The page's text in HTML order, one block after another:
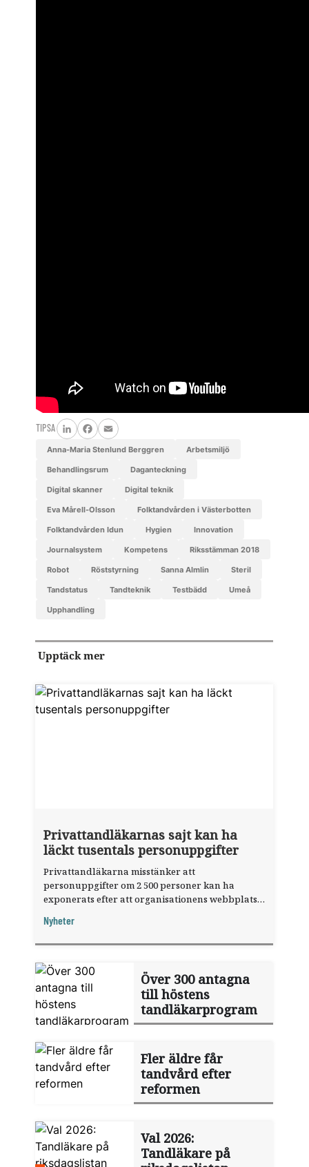
TIPSA
LinkedInFacebook
Email
Anna-Maria Stenlund Berggren arbetsmiljö
behandlingsrum daganteckning
digital skanner digital teknik
Eva Mårell-Olsson Folktandvården i Västerbotten
Folktandvården Idun hygien innovation
journalsystem kompetens riksstämman 2018
robot röststyrning Sanna Almlin steril
tandstatus tandteknik testbädd Umeå
upphandling
Upptäck mer
Privattandläkarnas sajt kan ha
läckt tusentals personuppgifter
Privattandläkarna misstänker att
personuppgifter om 2 500 personer kan ha
exponerats efter att organisationens webbplats
publiceringsverktyg.
Nyheter
Över 300 antagna
till höstens
tandläkarprogram
Fler äldre får
tandvård efter
reformen
Val 2026:
Tandläkare på